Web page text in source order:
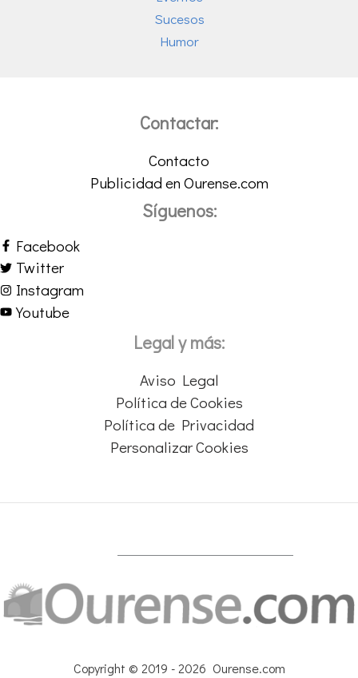
Sucesos
Humor
Contactar:
Contacto
Publicidad en Ourense.com
Síguenos:
Facebook
Twitter
Instagram
Youtube
Legal y más:
Aviso Legal
Política de Cookies
Política de Privacidad
Personalizar Cookies
Copyright © 2019 - 2026 Ourense.com